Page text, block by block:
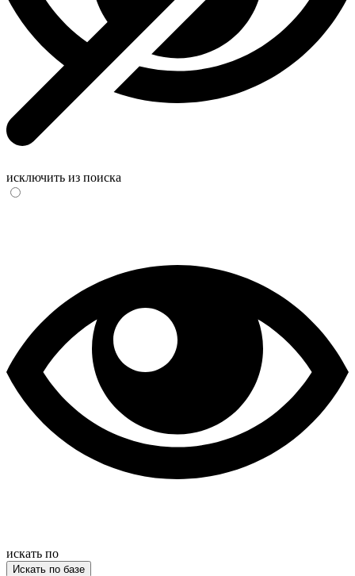
исключить из поиска
искать по